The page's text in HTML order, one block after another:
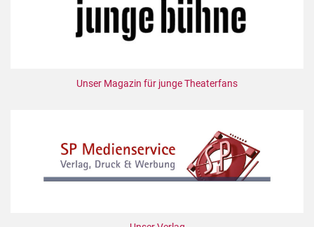
Unser Magazin für junge Theaterfans